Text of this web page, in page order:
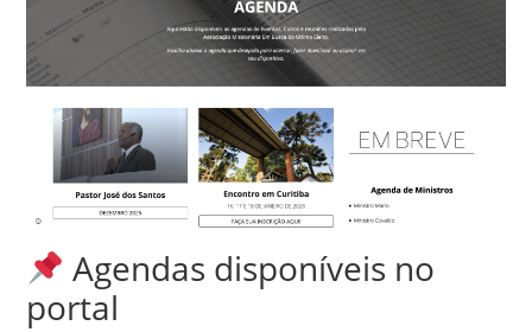
Agendas disponíveis no
portal